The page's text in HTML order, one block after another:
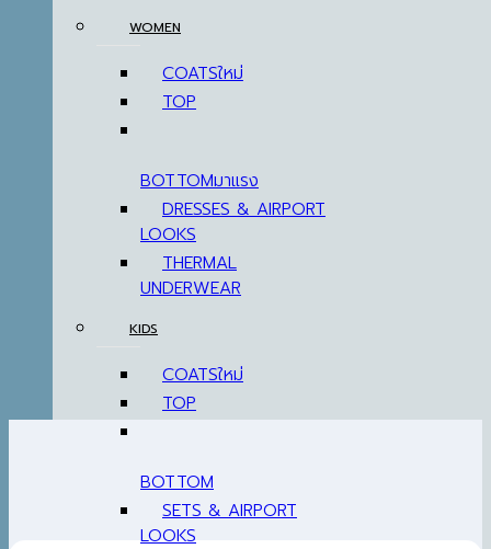
WOMEN
COATS
TOP
BOTTOM
DRESSES & AIRPORT
LOOKS
THERMAL
UNDERWEAR
KIDS
COATS
TOP
BOTTOM
SETS & AIRPORT
LOOKS